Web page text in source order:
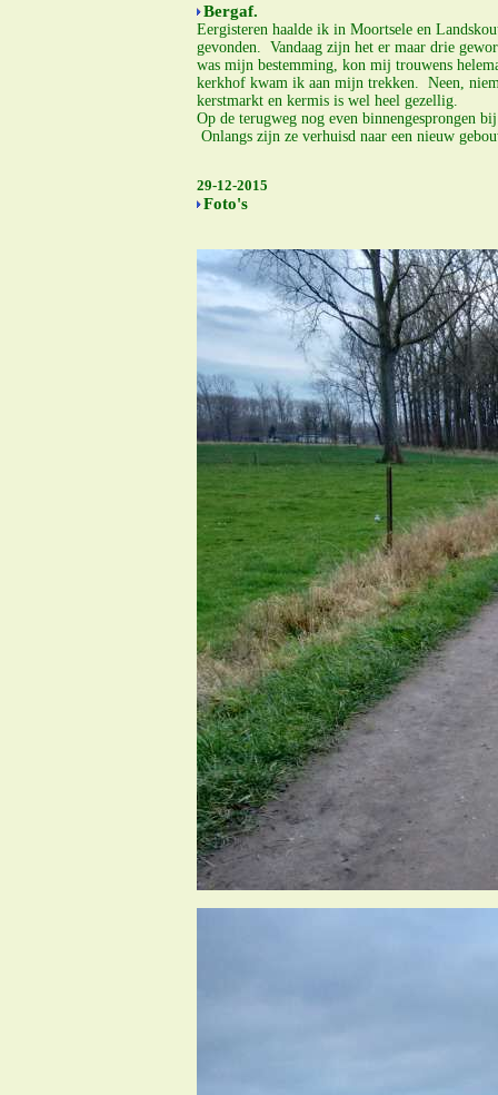
Bergaf.
Eergisteren haalde ik in Moortsele en
gevonden. Vandaag zijn het er maar drie
was mijn bestemming, kon mij trouwens
kerkhof kwam ik aan mijn trekken. Neen,
kerstmarkt en kermis is wel heel gezellig.
Op de terugweg nog even binnengesprongen
Onlangs zijn ze verhuisd naar een nieuw
29-12-2015
Foto's